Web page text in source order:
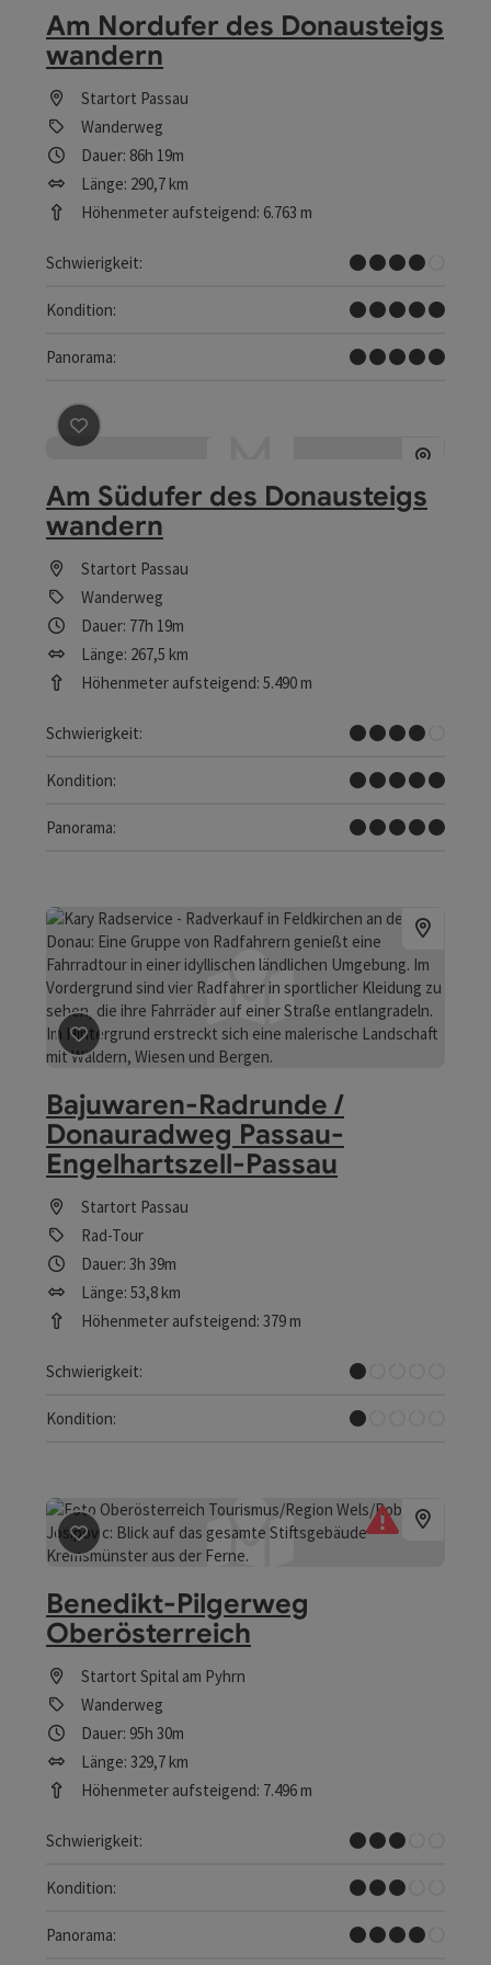
Am Nordufer des Donausteigs
wandern
Startort Passau
Wanderweg
Dauer: 86h 19m
Länge: 290,7 km
Höhenmeter aufsteigend: 6.763 m
Schwierigkeit:
Schwer
Kondition:
Sehr schwer
Panorama:
Traumtour
Beitrag merken : Am Südufer des Donausteigs wandern
Am Südufer des Donausteigs
wandern
Startort Passau
Wanderweg
Dauer: 77h 19m
Länge: 267,5 km
Höhenmeter aufsteigend: 5.490 m
Schwierigkeit:
Schwer
Kondition:
Sehr schwer
Panorama:
Traumtour
Beitrag merken: Bajuwaren-Radrunde / Donauradweg
Bajuwaren-Radrunde /
Donauradweg Passau-
Engelhartszell-Passau
Startort Passau
Rad-Tour
Dauer: 3h 39m
Länge: 53,8 km
Höhenmeter aufsteigend: 379 m
Schwierigkeit:
Sehr leicht
Kondition:
Sehr leicht
Beitrag merken: Benedikt-Pilgerweg Oberösterreich
Benedikt-Pilgerweg
Oberösterreich
Startort Spital am Pyhrn
Wanderweg
Dauer: 95h 30m
Länge: 329,7 km
Höhenmeter aufsteigend: 7.496 m
Schwierigkeit:
Mittel
Kondition:
Mittel
Panorama:
Tolles Panorama